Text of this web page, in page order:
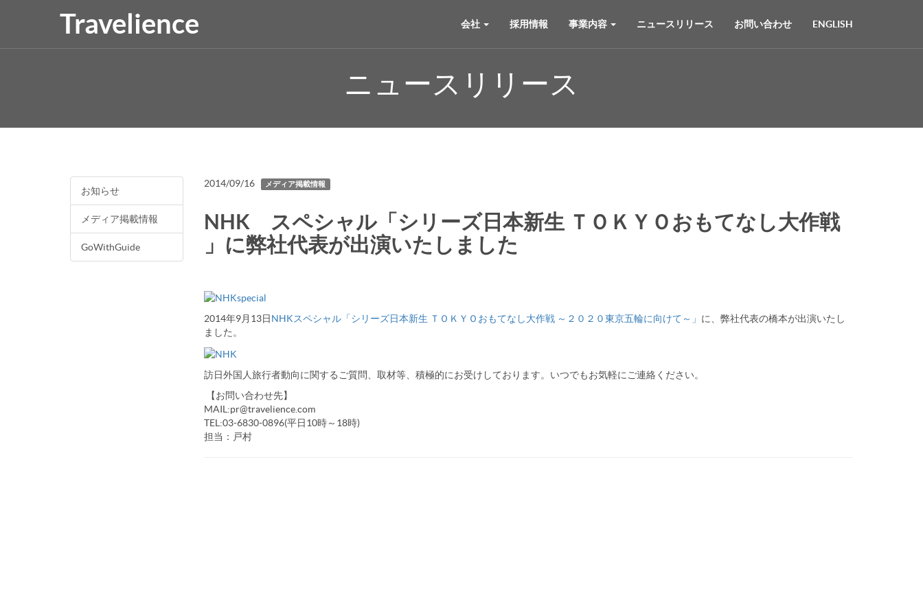
Travelience 会社 採用情報 事業内容 ニュースリリース お問い合わせ ENGLISH
ニュースリリース
お知らせ
メディア掲載情報
GoWithGuide
2014/09/16 メディア掲載情報
NHK スペシャル「シリーズ日本新生 ＴＯＫＹＯおもてなし大作戦
」に弊社代表が出演いたしました
2014年9月13日NHKスペシャル「シリーズ日本新生 ＴＯＫＹＯおもてなし大作戦 ～２０２０東京五輪に向けて～」 に、弊社代表の橋本が出演いたし
ました。
訪日外国人旅行者動向に関するご質問、取材等、積極的にお受けしております。いつでもお気軽にご連絡ください。
【お問い合わせ先】
MAIL:pr@travelience.com
TEL:03-6830-0896(平日10時～18時)
担当：戸村